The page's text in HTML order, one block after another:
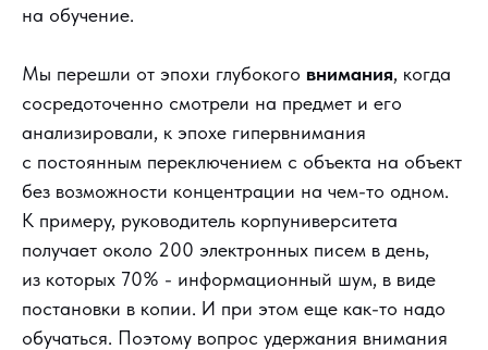
на обучение.
Мы перешли от эпохи глубокого внимания, когда
сосредоточенно смотрели на предмет и его
анализировали, к эпохе гипервнимания
с постоянным переключением с объекта на объект
без возможности концентрации на чем-то одном.
К примеру, руководитель корпуниверситета
получает около 200 электронных писем в день,
из которых 70% - информационный шум, в виде
постановки в копии. И при этом еще как-то надо
обучаться. Поэтому вопрос удержания внимания